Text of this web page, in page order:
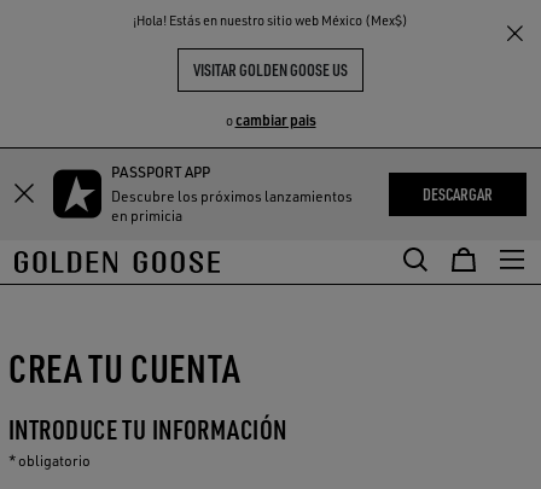
¡Hola! Estás en nuestro sitio web México (Mex$)
VISITAR GOLDEN GOOSE US
ocambiar pais
PASSPORT APP
Descubre los próximos lanzamientos
en primicia
DESCARGAR
THE
COMMUNITY
CREA TU CUENTA
INTRODUCE TU INFORMACIÓN
* obligatorio